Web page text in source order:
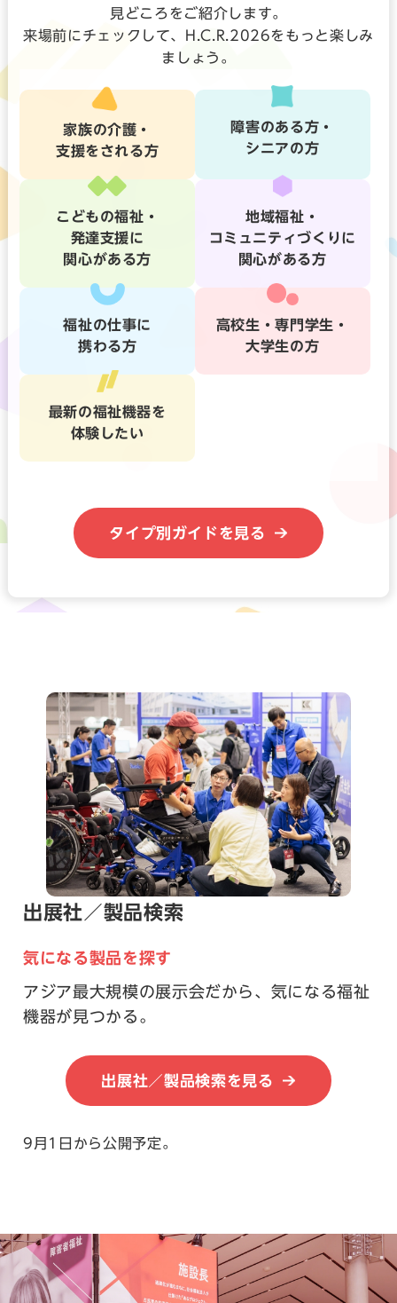
見どころをご紹介します。
来場前にチェックして、H.C.R.2026をもっと楽しみ
ましょう。
家族の介護・
支援をされる方
障害のある方・
シニアの方
こどもの福祉・
発達支援に
関心がある方
地域福祉・
コミュニティづくりに
関心がある方
福祉の仕事に
携わる方
高校生・専門学生・
大学生の方
最新の福祉機器を
体験したい
タイプ別ガイドを見る
出展社／製品検索
気になる製品を探す
アジア最大規模の展示会だから、気になる福祉
機器が見つかる。
出展社／製品検索を見る
9月1日から公開予定。